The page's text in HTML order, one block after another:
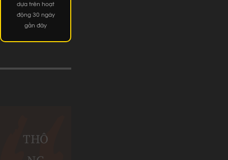
dựa trên hoạt
động 30 ngày
gần đây
THÔ